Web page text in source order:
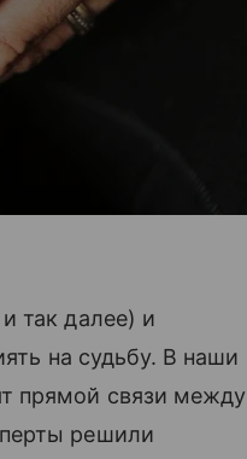
так далее) и
на судьбу. В наши
прямой связи между
решили